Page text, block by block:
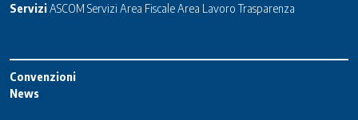
ServiziASCOM Servizi Area FiscaleArea Lavoro Trasparenza
Convenzioni
News